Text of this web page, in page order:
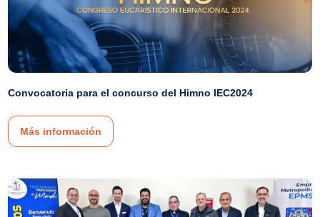
Convocatoria para el concurso del Himno IEC2024
Más información